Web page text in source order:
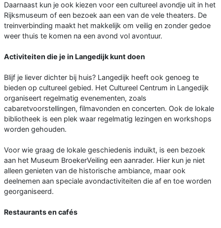
Daarnaast kun je ook kiezen voor een cultureel avondje uit in het
Rijksmuseum of een bezoek aan een van de vele theaters. De
treinverbinding maakt het makkelijk om veilig en zonder gedoe
weer thuis te komen na een avond vol avontuur.
Activiteiten die je in Langedijk kunt doen
Blijf je liever dichter bij huis? Langedijk heeft ook genoeg te
bieden op cultureel gebied. Het Cultureel Centrum in Langedijk
organiseert regelmatig evenementen, zoals
cabaretvoorstellingen, filmavonden en concerten. Ook de lokale
bibliotheek is een plek waar regelmatig lezingen en workshops
worden gehouden.
Voor wie graag de lokale geschiedenis induikt, is een bezoek
aan het Museum BroekerVeiling een aanrader. Hier kun je niet
alleen genieten van de historische ambiance, maar ook
deelnemen aan speciale avondactiviteiten die af en toe worden
georganiseerd.
Restaurants en cafés